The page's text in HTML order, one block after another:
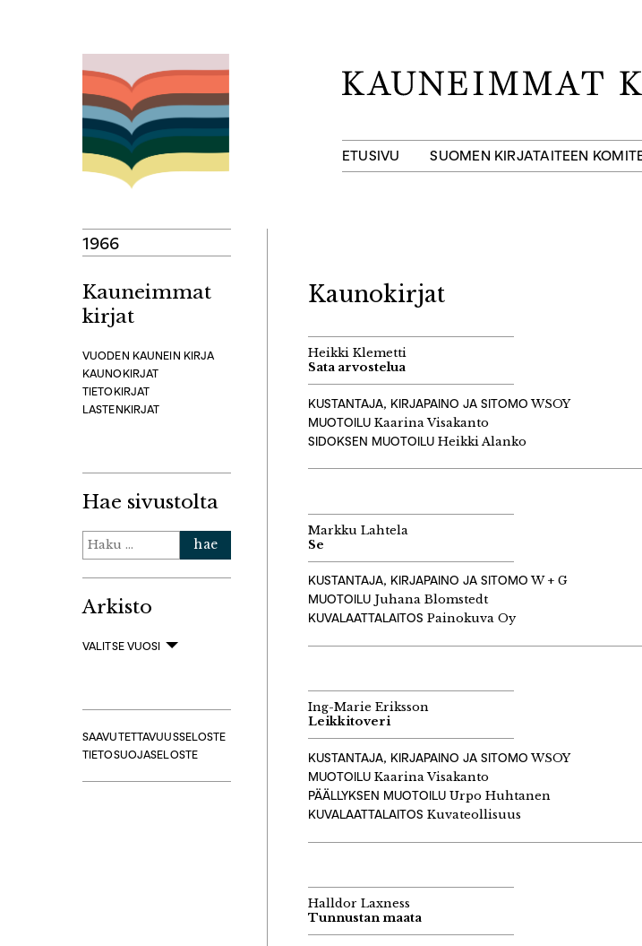
sisältöön
ETUSIVU SUOMEN KIRJATAITEEN
1966
Kauneimmat
kirjat
VUODEN KAUNEIN KIRJA
KAUNOKIRJAT
TIETOKIRJAT
LASTENKIRJAT
Hae sivustolta
Haku:
Arkisto
VALITSE VUOSI
SAAVUTETTAVUUSSELOSTE
TIETOSUOJASELOSTE
Kaunokirjat
Heikki Klemetti
Sata arvostelua
KUSTANTAJA, KIRJAPAINO JA SITOMOWSOY
MUOTOILU Kaarina Visakanto
SIDOKSEN MUOTOILU Heikki Alanko
Markku Lahtela
Se
KUSTANTAJA, KIRJAPAINO JA SITOMOW + G
MUOTOILU Juhana Blomstedt
KUVALAATTALAITOS Painokuva Oy
Ing-Marie Eriksson
Leikkitoveri
KUSTANTAJA, KIRJAPAINO JA SITOMOWSOY
MUOTOILU Kaarina Visakanto
PÄÄLLYKSEN MUOTOILU Urpo Huhtanen
KUVALAATTALAITOS Kuvateollisuus
Halldor Laxness
Tunnustan maata